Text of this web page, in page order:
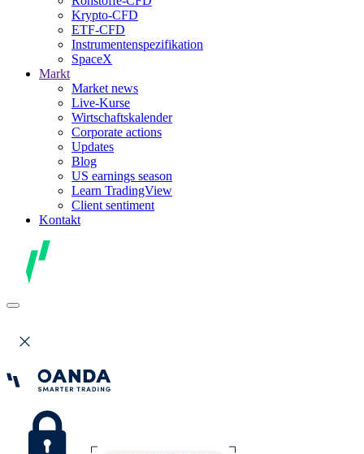
Krypto-CFD
ETF-CFD
Instrumentenspezifikation
SpaceX
Markt
Market news
Live-Kurse
Wirtschaftskalender
Corporate actions
Updates
Blog
US earnings season
Learn TradingView
Client sentiment
Kontakt